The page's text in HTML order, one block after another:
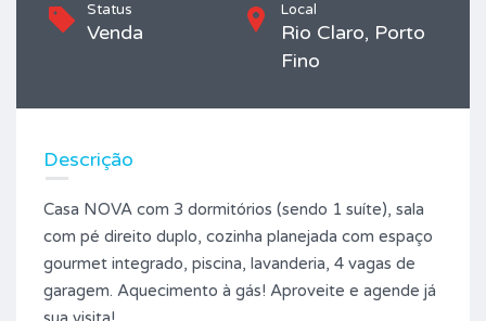
Status
Venda
Local
Rio Claro, Porto
Fino
Descrição
Casa NOVA com 3 dormitórios (sendo 1 suíte), sala
com pé direito duplo, cozinha planejada com espaço
gourmet integrado, piscina, lavanderia, 4 vagas de
garagem. Aquecimento à gás! Aproveite e agende já